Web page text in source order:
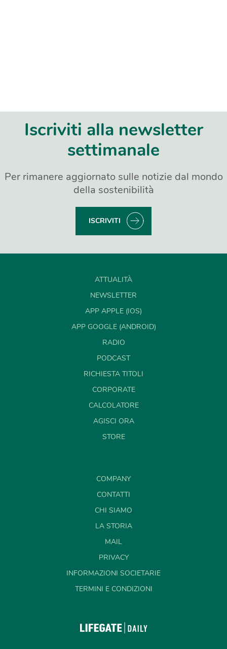
Iscriviti alla newsletter
settimanale
Per rimanere aggiornato sulle notizie dal mondo
della sostenibilità
ISCRIVITI
ATTUALITÀ
NEWSLETTER
APP APPLE (IOS)
APP GOOGLE (ANDROID)
RADIO
PODCAST
RICHIESTA TITOLI
CORPORATE
CALCOLATORE
AGISCI ORA
STORE
COMPANY
CONTATTI
CHI SIAMO
LA STORIA
MAIL
PRIVACY
INFORMAZIONI SOCIETARIE
TERMINI E CONDIZIONI